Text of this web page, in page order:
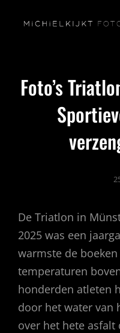
Foto’s
De Triatlon in
2025 was een
warmste de
temperaturen
honderden atleten
door het water van
over het hete